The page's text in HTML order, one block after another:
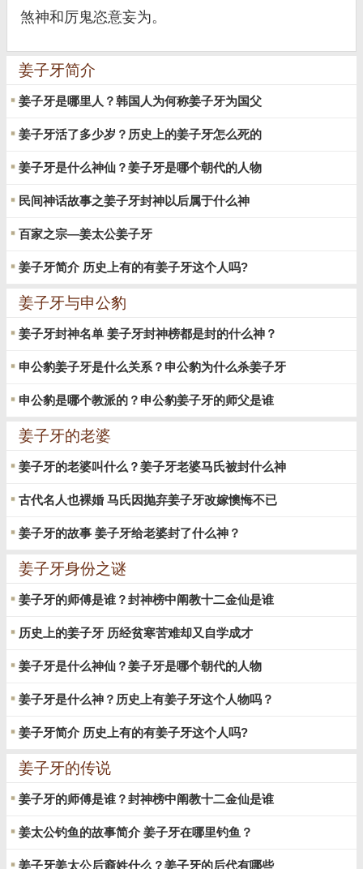
煞神和厉鬼恣意妄为。
姜子牙简介
姜子牙是哪里人？韩国人为何称姜子牙为国父
姜子牙活了多少岁？历史上的姜子牙怎么死的
姜子牙是什么神仙？姜子牙是哪个朝代的人物
民间神话故事之姜子牙封神以后属于什么神
百家之宗—姜太公姜子牙
姜子牙简介 历史上有的有姜子牙这个人吗?
姜子牙与申公豹
姜子牙封神名单 姜子牙封神榜都是封的什么神？
申公豹姜子牙是什么关系？申公豹为什么杀姜子牙
申公豹是哪个教派的？申公豹姜子牙的师父是谁
姜子牙的老婆
姜子牙的老婆叫什么？姜子牙老婆马氏被封什么神
古代名人也裸婚 马氏因抛弃姜子牙改嫁懊悔不已
姜子牙的故事 姜子牙给老婆封了什么神？
姜子牙身份之谜
姜子牙的师傅是谁？封神榜中阐教十二金仙是谁
历史上的姜子牙 历经贫寒苦难却又自学成才
姜子牙是什么神仙？姜子牙是哪个朝代的人物
姜子牙是什么神？历史上有姜子牙这个人物吗？
姜子牙简介 历史上有的有姜子牙这个人吗?
姜子牙的传说
姜子牙的师傅是谁？封神榜中阐教十二金仙是谁
姜太公钓鱼的故事简介 姜子牙在哪里钓鱼？
姜子牙姜太公后裔姓什么？姜子牙的后代有哪些